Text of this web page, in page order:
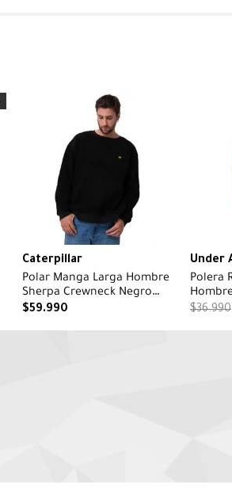
Caterpillar
Polar Manga Larga Hombre
Sherpa Crewneck Negro
CAT
$59.990
Under
Polera
Singlet
$36.990